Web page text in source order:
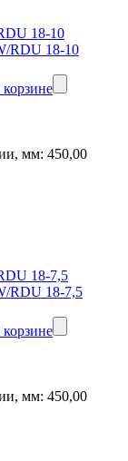
18-10
мм: 450,00
18-7,5
мм: 450,00